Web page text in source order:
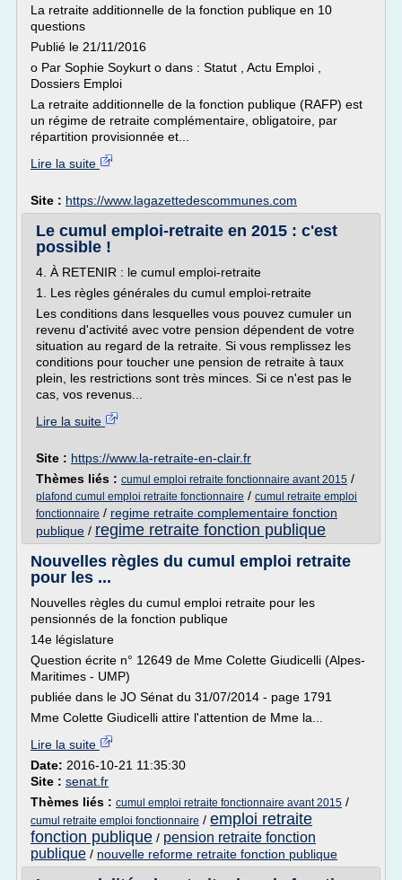
La retraite additionnelle de la fonction publique en 10
questions
Publié le 21/11/2016
o Par Sophie Soykurt o dans : Statut , Actu Emploi ,
Dossiers Emploi
La retraite additionnelle de la fonction publique (RAFP) est
un régime de retraite complémentaire, obligatoire, par
répartition provisionnée et...
Lire la suite
Site : https://www.lagazettedescommunes.com
Le cumul emploi-retraite en 2015 : c'est
possible !
4. À RETENIR : le cumul emploi-retraite
1. Les règles générales du cumul emploi-retraite
Les conditions dans lesquelles vous pouvez cumuler un
revenu d'activité avec votre pension dépendent de votre
situation au regard de la retraite. Si vous remplissez les
conditions pour toucher une pension de retraite à taux
plein, les restrictions sont très minces. Si ce n'est pas le
cas, vos revenus...
Lire la suite
Site : https://www.la-retraite-en-clair.fr
Thèmes liés : cumul emploi retraite fonctionnaire avant 2015 /
plafond cumul emploi retraite fonctionnaire / cumul retraite emploi
fonctionnaire / regime retraite complementaire fonction
publique / regime retraite fonction publique
Nouvelles règles du cumul emploi retraite
pour les ...
Nouvelles règles du cumul emploi retraite pour les
pensionnés de la fonction publique
14e législature
Question écrite n° 12649 de Mme Colette Giudicelli (Alpes-
Maritimes - UMP)
publiée dans le JO Sénat du 31/07/2014 - page 1791
Mme Colette Giudicelli attire l'attention de Mme la...
Lire la suite
Date: 2016-10-21 11:35:30
Site : senat.fr
Thèmes liés : cumul emploi retraite fonctionnaire avant 2015 /
cumul retraite emploi fonctionnaire / emploi retraite
fonction publique / pension retraite fonction
publique / nouvelle reforme retraite fonction publique